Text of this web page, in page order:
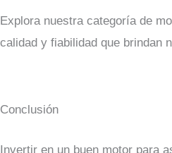
Explora nuestra categoría de
calidad y fiabilidad que brindan
Conclusión
Invertir en un buen motor para